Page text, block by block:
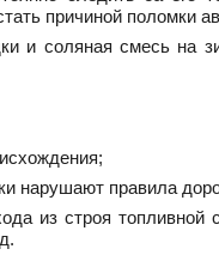
причиной поломки
и соляная смесь на
нарушают правила
из строя топливной